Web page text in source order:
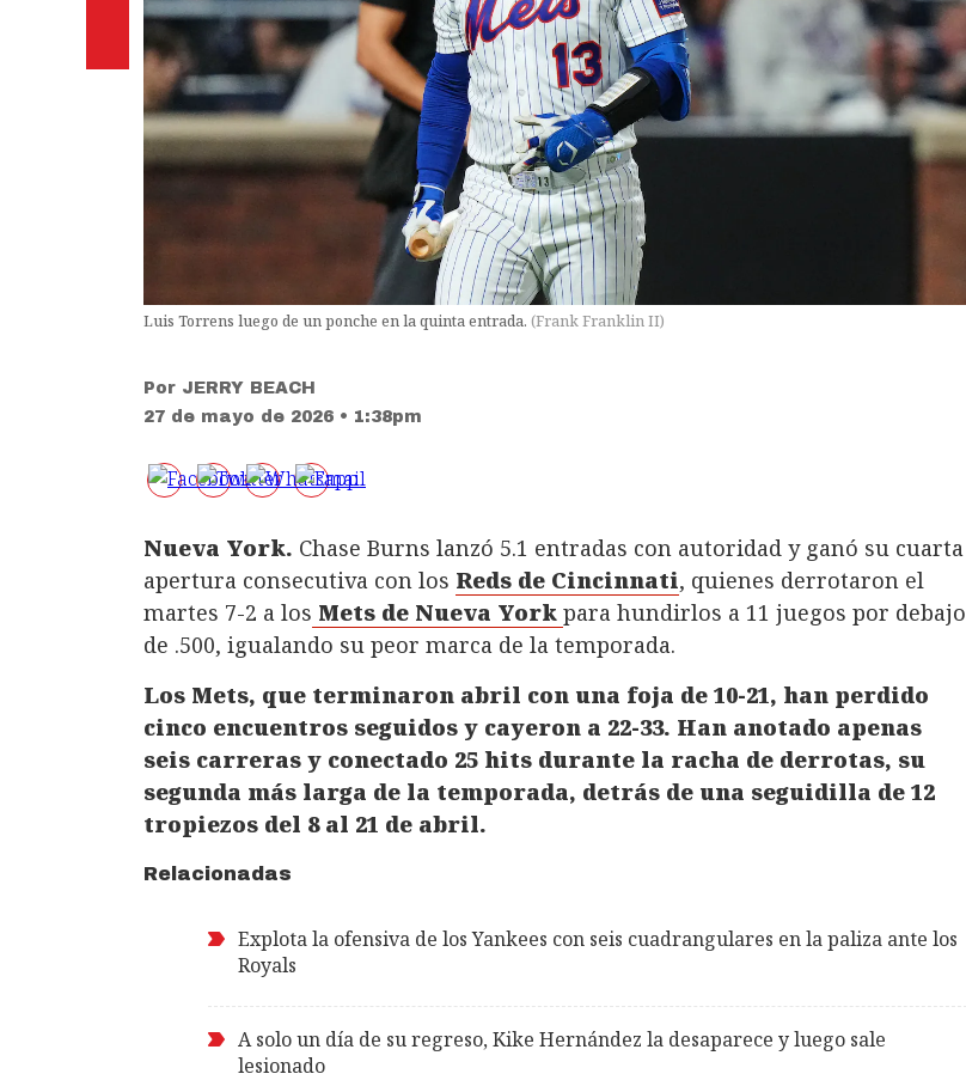
Luis Torrens luego de un ponche en la quinta entrada. (Frank Franklin II)
Por JERRY BEACH
27 de mayo de 2026 • 1:38pm
Nueva York. Chase Burns lanzó 5.1 entradas con autoridad y ganó su cuarta
apertura consecutiva con los Reds de Cincinnati, quienes derrotaron el
martes 7-2 a los Mets de Nueva York para hundirlos a 11 juegos por debajo
de .500, igualando su peor marca de la temporada.
Los Mets, que terminaron abril con una foja de 10-21, han perdido
cinco encuentros seguidos y cayeron a 22-33. Han anotado apenas
seis carreras y conectado 25 hits durante la racha de derrotas, su
segunda más larga de la temporada, detrás de una seguidilla de 12
tropiezos del 8 al 21 de abril.
Relacionadas
Explota la ofensiva de los Yankees con seis cuadrangulares en la paliza ante los
Royals
A solo un día de su regreso, Kike Hernández la desaparece y luego sale
lesionado